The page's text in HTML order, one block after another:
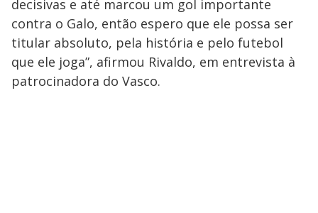
decisivas e até marcou um gol importante
contra o Galo, então espero que ele possa ser
titular absoluto, pela história e pelo futebol
que ele joga”, afirmou Rivaldo, em entrevista à
patrocinadora do Vasco.